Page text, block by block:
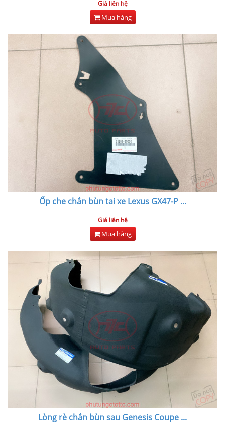
Giá liên hệ
Mua hàng
Ốp che chắn bùn tai xe Lexus GX47-P...
Giá liên hệ
Mua hàng
Lòng rè chắn bùn sau Genesis Coupe ...